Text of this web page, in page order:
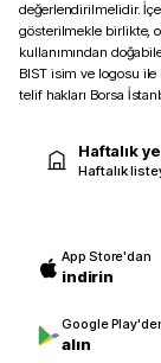
değerlendirilmelidir.
gösterilmekle birlikte,
kullanımından
BIST isim ve logosu
telif hakları Borsa
Haftalık
Haftalık
App Store'dan
indirin
Google
alın